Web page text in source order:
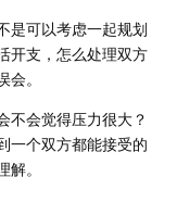
是可以考虑一起规划
开支，怎么处理双方
。
不会觉得压力很大？
一个双方都能接受的
。